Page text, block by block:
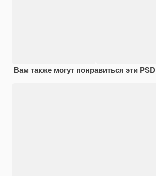
Вам также могут понравиться эти PSD